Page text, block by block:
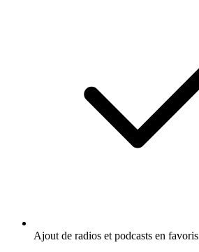
Ajout de radios et podcasts en favoris